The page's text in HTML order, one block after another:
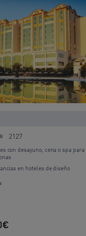
2127
con desayuno, cena o spa para
en hoteles de diseño